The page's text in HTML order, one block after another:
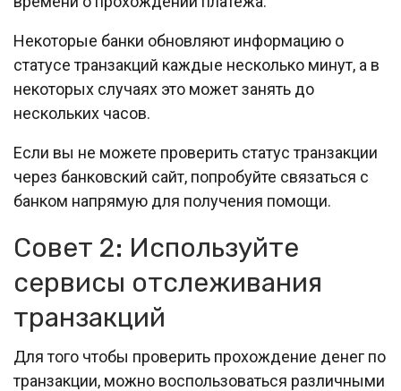
Некоторые банки обновляют информацию о
статусе транзакций каждые несколько минут, а в
некоторых случаях это может занять до
нескольких часов.
Если вы не можете проверить статус транзакции
через банковский сайт, попробуйте связаться с
банком напрямую для получения помощи.
Совет 2: Используйте
сервисы отслеживания
транзакций
Для того чтобы проверить прохождение денег по
транзакции, можно воспользоваться различными